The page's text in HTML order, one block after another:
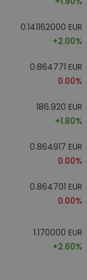
0.141162000 EUR
+2.00%
0.864771 EUR
0.00%
186.920 EUR
+1.80%
0.864917 EUR
0.00%
0.864701 EUR
0.00%
1.170000 EUR
+2.60%